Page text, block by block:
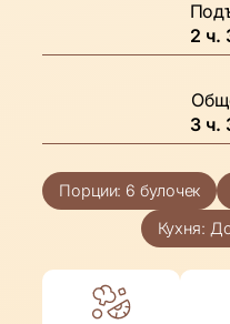
2 ч.
3 ч.
Порции: 6 булочек
Кухня: